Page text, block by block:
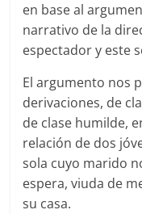
en base al
narrativo de la
espectador y este
El argumento nos
derivaciones, de
de clase humilde,
relación de dos
sola cuyo marido
espera, viuda de
su casa.